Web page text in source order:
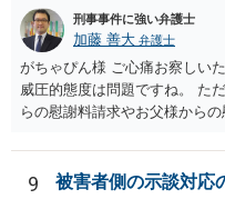
刑事事件に強い弁護士
加藤 善大 弁護士
がちゃぴん様 ご心痛お察しい
威圧的態度は問題ですね。 た
らの慰謝料請求やお父様から
母さまにその不利益について
う。
9 被害者側の示談対応